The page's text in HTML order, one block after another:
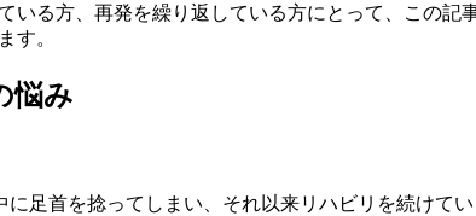
いる方、再発を繰り返している方にとって、この
す。
悩み
足首を捻ってしまい、それ以来リハビリを続けて